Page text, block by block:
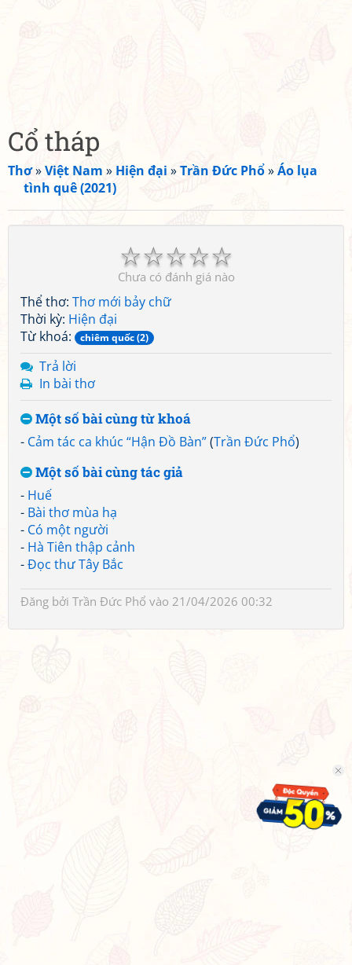
Cổ tháp
Thơ»Việt Nam » Hiện đại »Trần Đức Phổ»Áo lụa
tình quê (2021)
☆
☆
☆
☆
☆
Chưa có đánh giá nào
Thể thơ: Thơ mới bảy chữ
Thời kỳ: Hiện đại
Từ khoá:
chiêm quốc (2)
Trả lời
In bài thơ
Một số bài cùng từ khoá
- Cảm tác ca khúc “Hận Đồ Bàn”(Trần Đức Phổ)
Một số bài cùng tác giả
- Huế
- Bài thơ mùa hạ
- Có một người
- Hà Tiên thập cảnh
-Đọc thư Tây Bắc
Đăng bởi Trần Đức Phổ vào 21/04/2026 00:32